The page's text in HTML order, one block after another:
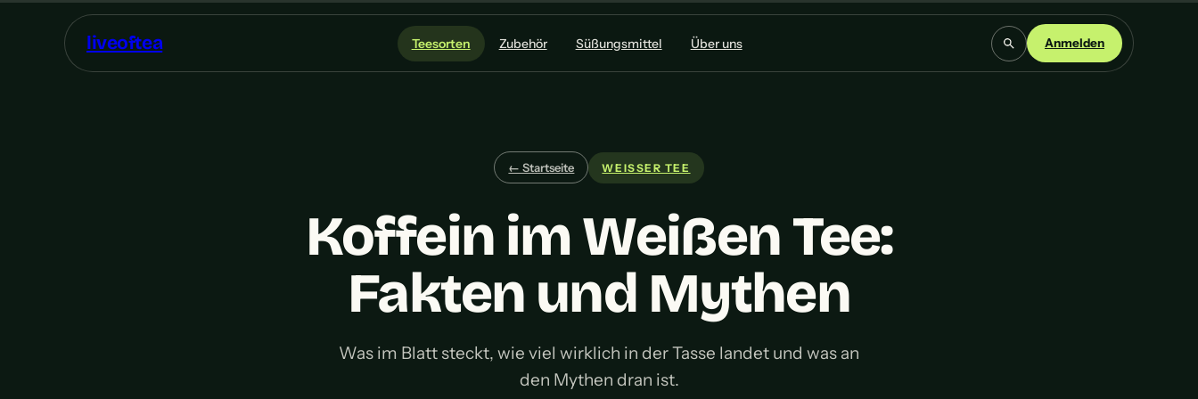
liveoftea Teesorten Zubehör Süßungsmittel Über uns Anmelden
← Startseite WEISSER TEE
Koffein im Weißen Tee:
Fakten und Mythen
Was im Blatt steckt, wie viel wirklich in der Tasse landet und was an
den Mythen dran ist.